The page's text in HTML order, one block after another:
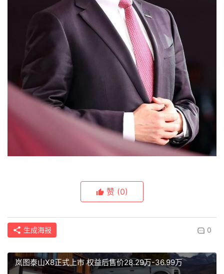
赞 (0)
生成海报 0
岚图泰山X8正式上市 权益后售价28.29万-36.99万